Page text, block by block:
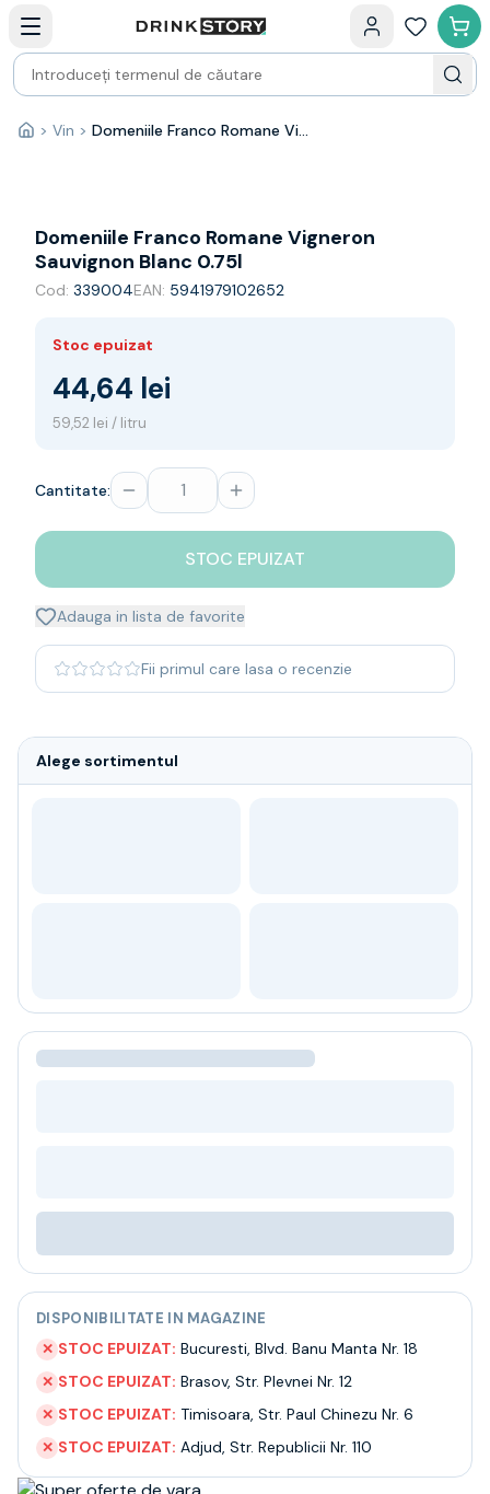
Bauturi fine — selectie
Produse Noi
Cosuri cadou
Pachete & Cadouri
Vin
Franta
Spania
Africa de Sud
Germania
Noua Zeelanda
Spumante
Sampanie
Single malt
Japanese
Bourbon
Blanded Japanese
Canadian
Rom
Vodka
Ceai
Bacanie
BLACK FRIDAY
Contact
Livrare
Termeni si conditii
Politica de confidentialitate
Intrebari frecvente
Acasă
> Vin > Domeniile Franco Romane Vigneron Sauvignon Blanc 0.75l
Domeniile Franco Romane Vigneron
Sauvignon Blanc 0.75l
Cod: 339004EAN: 5941979102652
Stoc epuizat
44,64 lei
59,52 lei / litru
Cantitate:
STOC EPUIZAT
Adauga in lista de favorite
Fii primul care lasa o recenzie
Alege sortimentul
DISPONIBILITATE IN MAGAZINE
✕ STOC EPUIZAT: Bucuresti, Blvd. Banu Manta Nr. 18
✕ STOC EPUIZAT: Brasov, Str. Plevnei Nr. 12
✕ STOC EPUIZAT: Timisoara, Str. Paul Chinezu Nr. 6
✕ STOC EPUIZAT: Adjud, Str. Republicii Nr. 110